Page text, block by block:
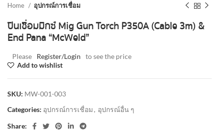
Home อุปกรณ์การเชื่อม
ปืนเชื่อมมิกซ์ Mig Gun Torch P350A (Cable 3m) &
End Pana “McWeld”
Please Register/Login
to see the price
Add to wishlist
SKU: MW-001-003
Categories: อุปกรณ์การเชื่อม , อุปกรณ์อื่น ๆ
Share: